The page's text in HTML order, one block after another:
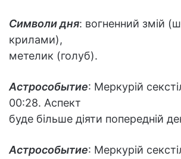
Символи дня: вогненний змій
крилами),
метелик (голуб).
Астрособытие: Меркурій
00:28. Аспект
буде більше діяти попередній
Астрособытие: Меркурій